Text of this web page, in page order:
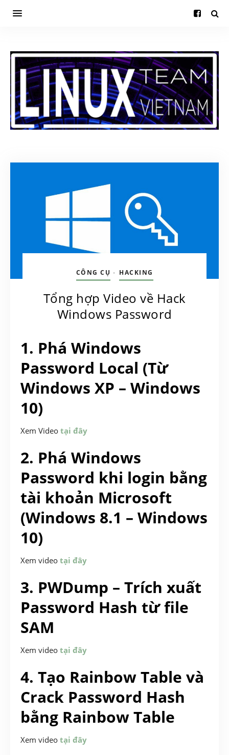
CÔNG CỤ • HACKING
Tổng hợp Video về Hack
Windows Password
1. Phá Windows
Password Local (Từ
Windows XP – Windows
10)
Xem Video tại đây
2. Phá Windows
Password khi login bằng
tài khoản Microsoft
(Windows 8.1 – Windows
10)
Xem video tại đây
3. PWDump – Trích xuất
Password Hash từ file
SAM
Xem video tại đây
4. Tạo Rainbow Table và
Crack Password Hash
bằng Rainbow Table
Xem video tại đây